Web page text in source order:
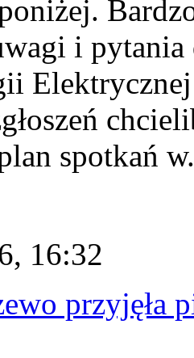
i
spotkań
16:32
przyjęła